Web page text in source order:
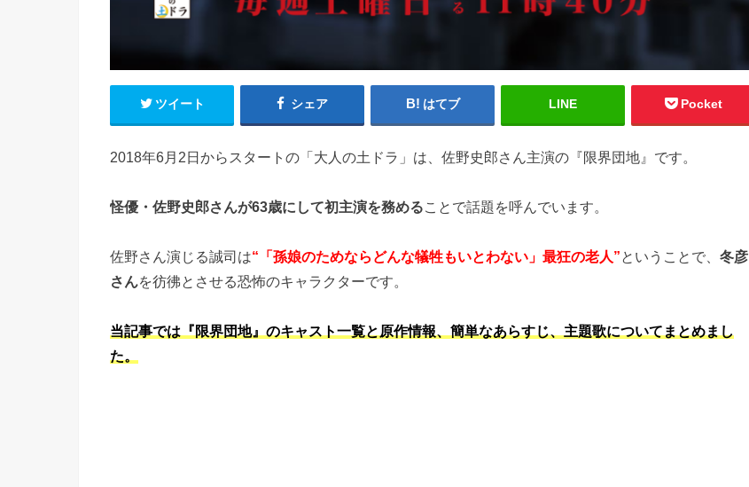
ツイート シェア はてブ LINE Pocket
2018年6月2日からスタートの「大人の土ドラ」は、佐野史郎さん主演の『限界団地』です。
怪優・佐野史郎さんが63歳にして初主演を務めることで話題を呼んでいます。
佐野さん演じる誠司は“「孫娘のためならどんな犠牲もいとわない」最狂の老人”ということで、 冬彦
さんを彷彿とさせる恐怖のキャラクターです。
当記事では『限界団地』のキャスト一覧と原作情報、簡単なあらすじ、主題歌についてまとめまし
た。